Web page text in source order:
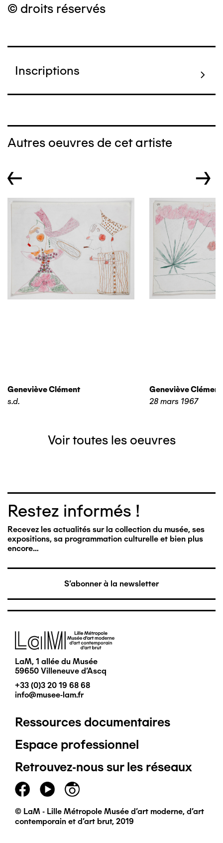
© droits réservés
Inscriptions
Autres oeuvres de cet artiste
← →
Geneviève Clément
s.d.
Geneviève Clément
28 mars 1967
Voir toutes les oeuvres
Restez informés !
Recevez les actualités sur la collection du musée, ses
expositions, sa programmation culturelle et bien plus
encore…
S'abonner à la newsletter
Image
LaM, 1 allée du Musée
59650 Villeneuve d'Ascq
+33 (0)3 20 19 68 68
info@musee-lam.fr
Pied
de
page
principal
Ressources documentaires
Espace professionnel
Retrouvez-nous sur les réseaux
© LaM - Lille Métropole Musée d'art moderne, d'art
contemporain et d'art brut, 2019